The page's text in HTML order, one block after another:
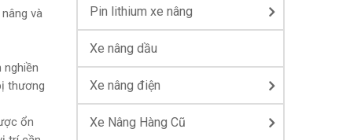
và
nghiền
thương
ổn
Pin lithium xe nâng
Xe nâng dầu
Xe nâng điện
Xe Nâng Hàng Cũ